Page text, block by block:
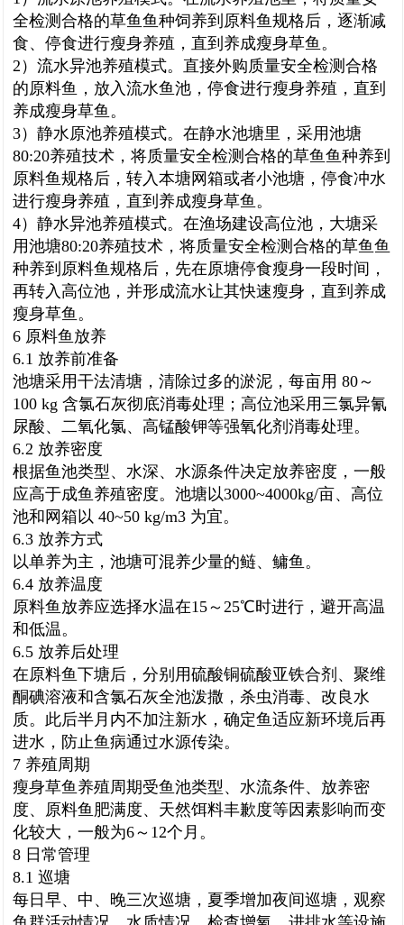
全检测合格的草鱼鱼种饲养到原料鱼规格后，逐渐减
食、停食进行瘦身养殖，直到养成瘦身草鱼。
2）流水异池养殖模式。直接外购质量安全检测合格
的原料鱼，放入流水鱼池，停食进行瘦身养殖，直到
养成瘦身草鱼。
3）静水原池养殖模式。在静水池塘里，采用池塘
80:20养殖技术，将质量安全检测合格的草鱼鱼种养到
原料鱼规格后，转入本塘网箱或者小池塘，停食冲水
进行瘦身养殖，直到养成瘦身草鱼。
4）静水异池养殖模式。在渔场建设高位池，大塘采
用池塘80:20养殖技术，将质量安全检测合格的草鱼鱼
种养到原料鱼规格后，先在原塘停食瘦身一段时间，
再转入高位池，并形成流水让其快速瘦身，直到养成
瘦身草鱼。
6 原料鱼放养
6.1 放养前准备
池塘采用干法清塘，清除过多的淤泥，每亩用 80～
100 kg 含氯石灰彻底消毒处理；高位池采用三氯异氰
尿酸、二氧化氯、高锰酸钾等强氧化剂消毒处理。
6.2 放养密度
根据鱼池类型、水深、水源条件决定放养密度，一般
应高于成鱼养殖密度。池塘以3000~4000kg/亩、高位
池和网箱以 40~50 kg/m3 为宜。
6.3 放养方式
以单养为主，池塘可混养少量的鲢、鳙鱼。
6.4 放养温度
原料鱼放养应选择水温在15～25℃时进行，避开高温
和低温。
6.5 放养后处理
在原料鱼下塘后，分别用硫酸铜硫酸亚铁合剂、聚维
酮碘溶液和含氯石灰全池泼撒，杀虫消毒、改良水
质。此后半月内不加注新水，确定鱼适应新环境后再
进水，防止鱼病通过水源传染。
7 养殖周期
瘦身草鱼养殖周期受鱼池类型、水流条件、放养密
度、原料鱼肥满度、天然饵料丰歉度等因素影响而变
化较大，一般为6～12个月。
8 日常管理
8.1 巡塘
每日早、中、晚三次巡塘，夏季增加夜间巡塘，观察